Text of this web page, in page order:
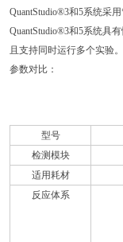
QuantStudio®3和5系统采
QuantStudio®3和5系统具
且支持同时运行多个实验。
参数对比：
型号
检测模块
适用耗材
反应体系